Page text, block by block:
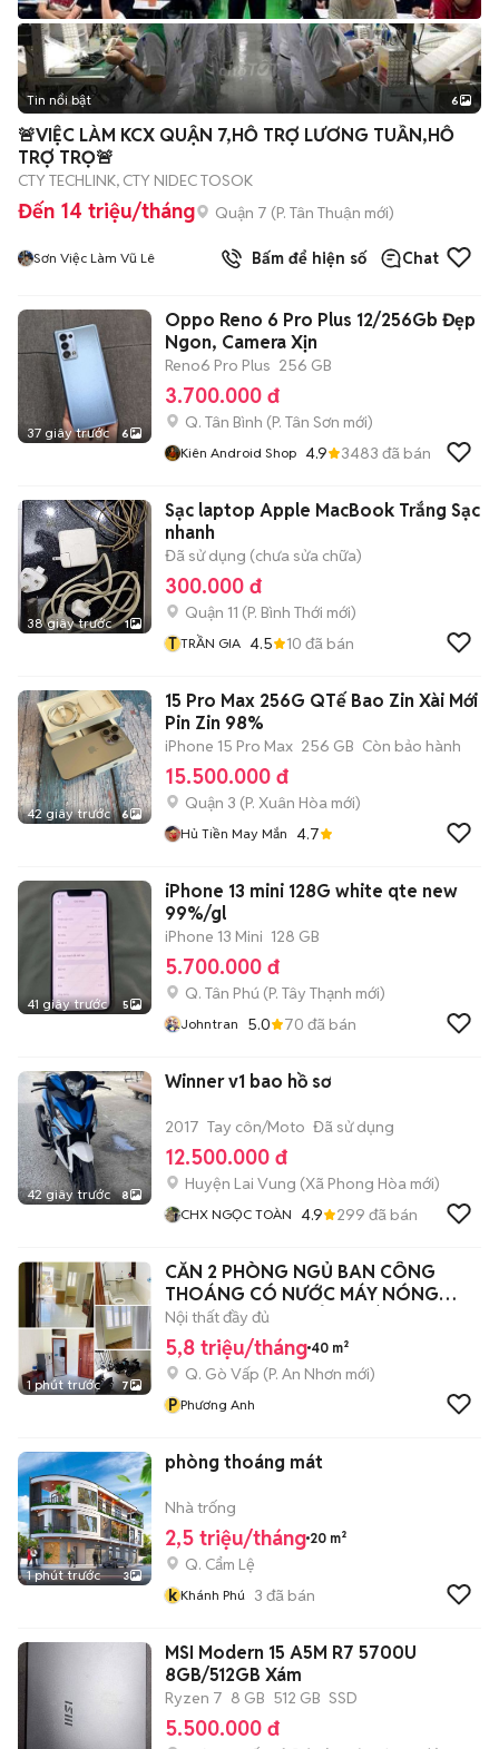
+2
Tin nổi bật 6
🚨VIỆC LÀM KCX QUẬN 7,HỖ TRỢ LƯƠNG TUẦN,HỖ
TRỢ TRỌ🚨
CTY TECHLINK, CTY NIDEC TOSOK
Đến 14 triệu/tháng Quận 7 (P. Tân Thuận mới)
Sơn Việc Làm Vũ Lê Bấm để hiện số Chat
37 giây trước 6
Oppo Reno 6 Pro Plus 12/256Gb Đẹp
Ngon, Camera Xịn
Reno6 Pro Plus 256 GB
3.700.000 đ
Q. Tân Bình (P. Tân Sơn mới)
Kiên Android Shop 4.9 3483 đã bán
38 giây trước 1
Sạc laptop Apple MacBook Trắng Sạc
nhanh
Đã sử dụng (chưa sửa chữa)
300.000 đ
Quận 11 (P. Bình Thới mới)
T TRẦN GIA 4.5 10 đã bán
42 giây trước 6
15 Pro Max 256G QTế Bao Zin Xài Mới
Pin Zin 98%
iPhone 15 Pro Max 256 GB Còn bảo hành
15.500.000 đ
Quận 3 (P. Xuân Hòa mới)
Hủ Tiền May Mắn 4.7
41 giây trước 5
iPhone 13 mini 128G white qte new
99%/gl
iPhone 13 Mini 128 GB
5.700.000 đ
Q. Tân Phú (P. Tây Thạnh mới)
Johntran 5.0 70 đã bán
42 giây trước 8
Winner v1 bao hồ sơ
2017 Tay côn/Moto Đã sử dụng
12.500.000 đ
Huyện Lai Vung (Xã Phong Hòa mới)
CHX NGỌC TOÀN 4.9 299 đã bán
1 phút trước 7
CĂN 2 PHÒNG NGỦ BAN CÔNG
THOÁNG CÓ NƯỚC MÁY NÓNG
LẠNH DƯƠNG QUẢNG HÀM
Nội thất đầy đủ
5,8 triệu/tháng 40 m²
Q. Gò Vấp (P. An Nhơn mới)
P Phương Anh
1 phút trước 3
phòng thoáng mát
Nhà trống
2,5 triệu/tháng 20 m²
Q. Cẩm Lệ
k Khánh Phú 3 đã bán
MSI Modern 15 A5M R7 5700U
8GB/512GB Xám
Ryzen 7 8 GB 512 GB SSD
5.500.000 đ